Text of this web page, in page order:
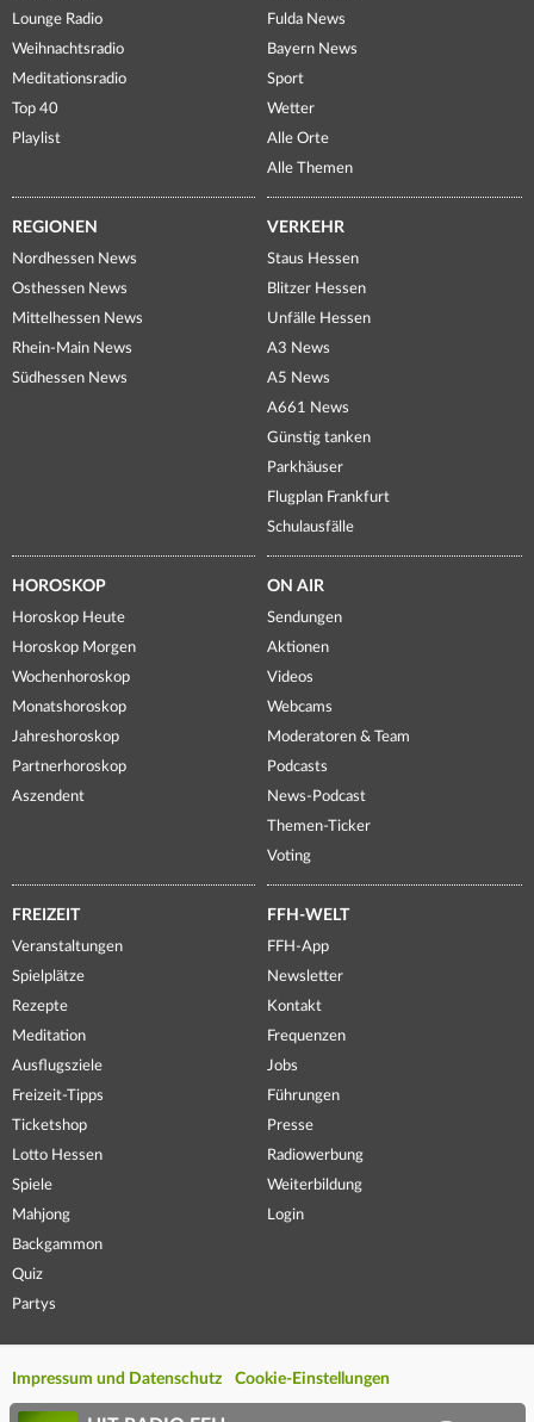
Lounge Radio
Weihnachtsradio
Meditationsradio
Top 40
Playlist
Fulda News
Bayern News
Sport
Wetter
Alle Orte
Alle Themen
REGIONEN
Nordhessen News
Osthessen News
Mittelhessen News
Rhein-Main News
Südhessen News
VERKEHR
Staus Hessen
Blitzer Hessen
Unfälle Hessen
A3 News
A5 News
A661 News
Günstig tanken
Parkhäuser
Flugplan Frankfurt
Schulausfälle
HOROSKOP
Horoskop Heute
Horoskop Morgen
Wochenhoroskop
Monatshoroskop
Jahreshoroskop
Partnerhoroskop
Aszendent
ON AIR
Sendungen
Aktionen
Videos
Webcams
Moderatoren & Team
Podcasts
News-Podcast
Themen-Ticker
Voting
FREIZEIT
Veranstaltungen
Spielplätze
Rezepte
Meditation
Ausflugsziele
Freizeit-Tipps
Ticketshop
Lotto Hessen
Spiele
Mahjong
Backgammon
Quiz
Partys
FFH-WELT
FFH-App
Newsletter
Kontakt
Frequenzen
Jobs
Führungen
Presse
Radiowerbung
Weiterbildung
Login
Impressum und Datenschutz Cookie-Einstellungen